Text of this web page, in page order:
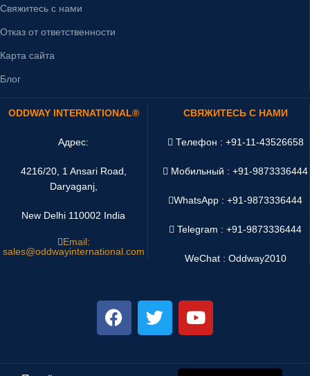
Свяжитесь с нами
Отказ от ответственности
Карта сайта
Блог
ODDWAY INTERNATIONAL®
Адрес:
4216/20, 1 Ansari Road,
Daryaganj,
New Delhi 110002 India
Email:
sales@oddwayinternational.com
СВЯЖИТЕСЬ С НАМИ
Телефон : +91-11-43526658
Мобильный : +91-9873336444
WhatsApp :+91-9873336444
Telegram : +91-9873336444
WeChat : Oddway2010